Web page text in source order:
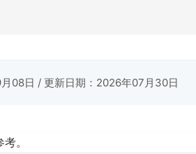
08日 / 更新日期：2026年07月30日
。